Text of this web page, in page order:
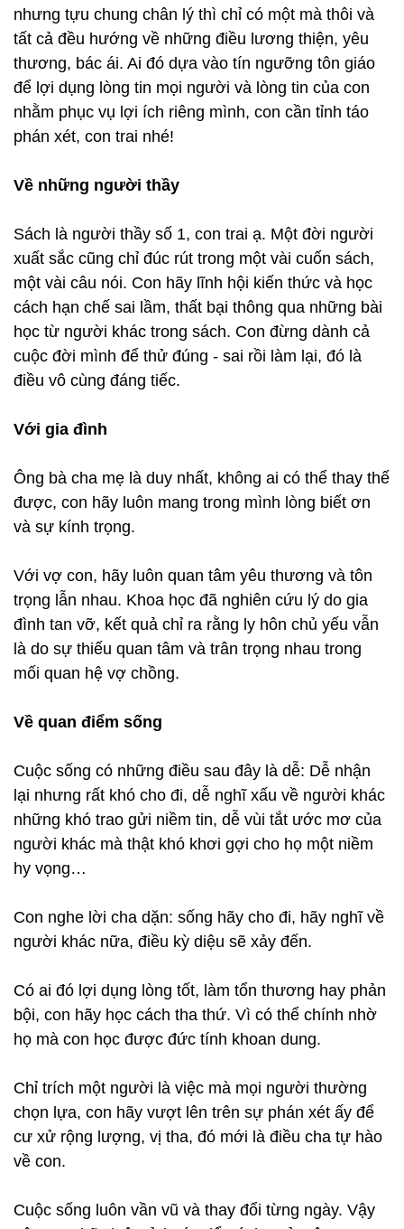
nhưng tựu chung chân lý thì chỉ có một mà thôi và
tất cả đều hướng về những điều lương thiện, yêu
thương, bác ái. Ai đó dựa vào tín ngưỡng tôn giáo
để lợi dụng lòng tin mọi người và lòng tin của con
nhằm phục vụ lợi ích riêng mình, con cần tỉnh táo
phán xét, con trai nhé!
Về những người thầy
Sách là người thầy số 1, con trai ạ. Một đời người
xuất sắc cũng chỉ đúc rút trong một vài cuốn sách,
một vài câu nói. Con hãy lĩnh hội kiến thức và học
cách hạn chế sai lầm, thất bại thông qua những bài
học từ người khác trong sách. Con đừng dành cả
cuộc đời mình để thử đúng - sai rồi làm lại, đó là
điều vô cùng đáng tiếc.
Với gia đình
Ông bà cha mẹ là duy nhất, không ai có thể thay thế
được, con hãy luôn mang trong mình lòng biết ơn
và sự kính trọng.
Với vợ con, hãy luôn quan tâm yêu thương và tôn
trọng lẫn nhau. Khoa học đã nghiên cứu lý do gia
đình tan vỡ, kết quả chỉ ra rằng ly hôn chủ yếu vẫn
là do sự thiếu quan tâm và trân trọng nhau trong
mối quan hệ vợ chồng.
Về quan điểm sống
Cuộc sống có những điều sau đây là dễ: Dễ nhận
lại nhưng rất khó cho đi, dễ nghĩ xấu về người khác
những khó trao gửi niềm tin, dễ vùi tắt ước mơ của
người khác mà thật khó khơi gợi cho họ một niềm
hy vọng…
Con nghe lời cha dặn: sống hãy cho đi, hãy nghĩ về
người khác nữa, điều kỳ diệu sẽ xảy đến.
Có ai đó lợi dụng lòng tốt, làm tổn thương hay phản
bội, con hãy học cách tha thứ. Vì có thể chính nhờ
họ mà con học được đức tính khoan dung.
Chỉ trích một người là việc mà mọi người thường
chọn lựa, con hãy vượt lên trên sự phán xét ấy để
cư xử rộng lượng, vị tha, đó mới là điều cha tự hào
về con.
Cuộc sống luôn vần vũ và thay đổi từng ngày. Vậy